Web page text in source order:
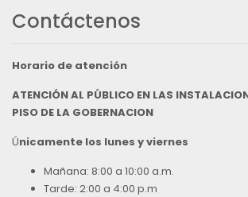
Contáctenos
Horario de atención
ATENCIÓN AL PÚBLICO EN LAS
PISO DE LA GOBERNACION
Únicamente los lunes y viernes
Mañana: 8:00 a 10:00 a.m.
Tarde: 2:00 a 4:00 p.m